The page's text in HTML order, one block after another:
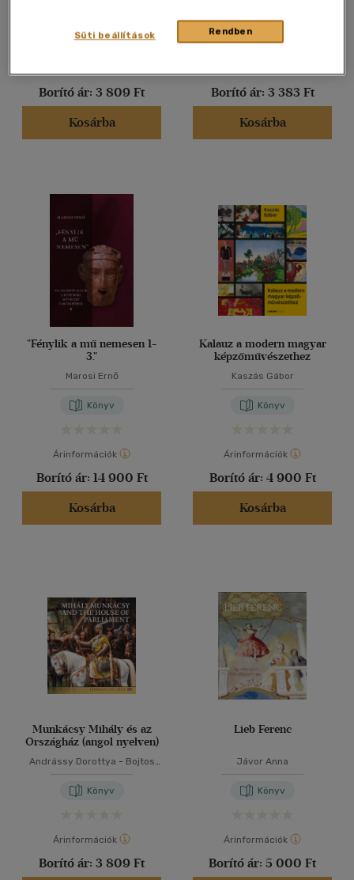
Vélemény szerint
(3)
Borító ár: 3 809 Ft
Kosárba
Könyv
Borító ár: 3 383 Ft
Kosárba
"Fénylik a mű nemesen 1-
3."
Marosi Ernő
Könyv
Árinformációk
Borító ár: 14 900 Ft
Kosárba
Kalauz a modern magyar
képzőművészethez
Kaszás Gábor
Könyv
Árinformációk
Borító ár: 4 900 Ft
Kosárba
Munkácsy Mihály és az
Országház (angol nyelven)
Andrássy Dorottya - Bojtos
Könyv
Árinformációk
Borító ár: 3 809 Ft
Lieb Ferenc
Jávor Anna
Könyv
Árinformációk
Borító ár: 5 000 Ft
Rendben
Süti beállítások